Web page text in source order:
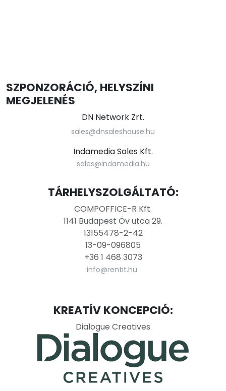
SZPONZORÁCIÓ, HELYSZÍNI
MEGJELENÉS
DN Network Zrt.
sales@dnsaleshouse.hu
Indamedia Sales Kft.
sales@indamedia.hu
TÁRHELYSZOLGÁLTATÓ:
COMPOFFICE-R Kft.
1141 Budapest Öv utca 29.
13155478-2-42
13-09-096805
+36 1 468 3073
info@rentit.hu
KREATÍV KONCEPCIÓ:
Dialogue Creatives